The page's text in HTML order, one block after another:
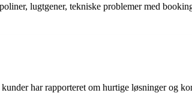
lugtgener, tekniske problemer med
har rapporteret om hurtige løsninger og